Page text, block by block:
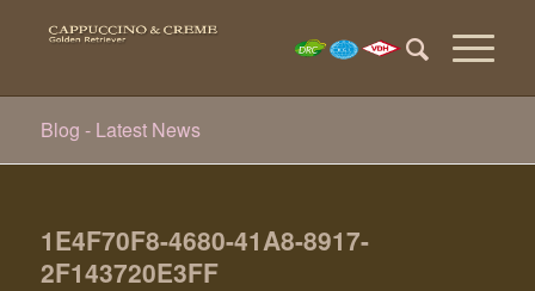
Blog - Latest News
1E4F70F8-4680-41A8-8917-
2F143720E3FF